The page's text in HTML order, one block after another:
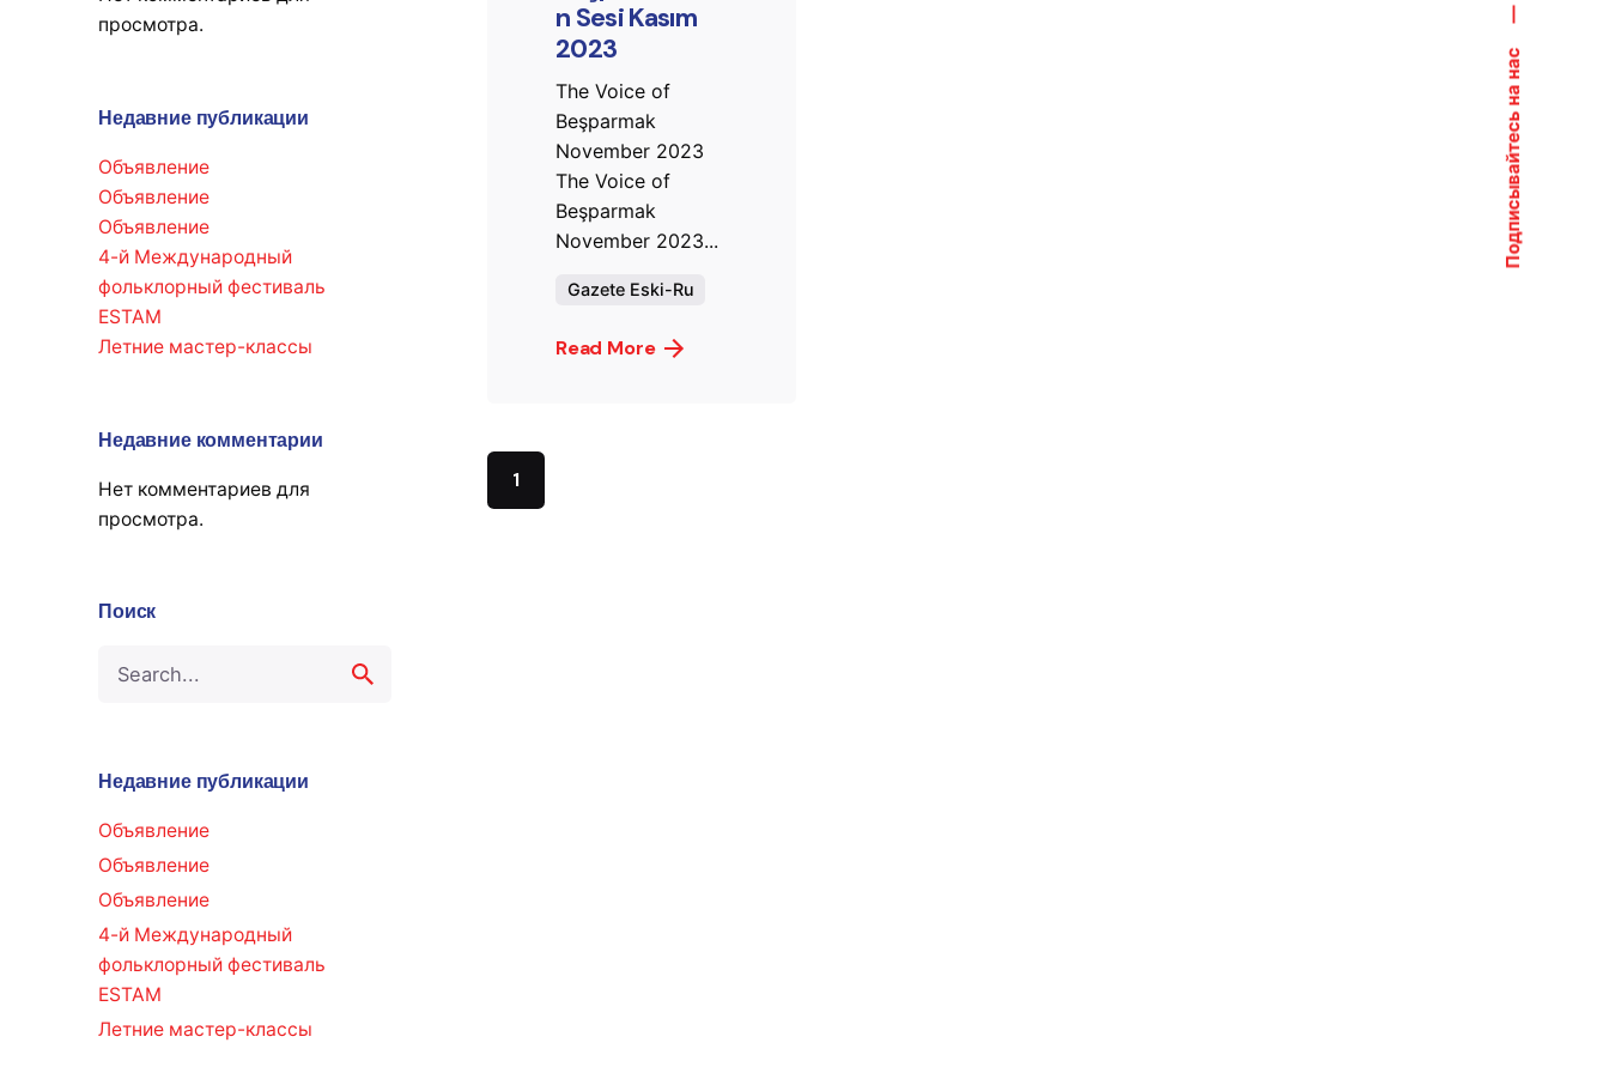
Подписывайтесь на нас
просмотра.
Недавние публикации
Объявление
Объявление
Объявление
4-й Международный
фольклорный фестиваль
ESTAM
Летние мастер-классы
Недавние комментарии
Нет комментариев для
просмотра.
Поиск
c
f
Недавние публикации
Объявление
Объявление
Объявление
4-й Международный
фольклорный фестиваль
ESTAM
Летние мастер-классы
n Sesi Kasım
2023
The Voice of
Beşparmak
November 2023
The Voice of
Beşparmak
November 2023...
Gazete Eski-Ru
Read More
1